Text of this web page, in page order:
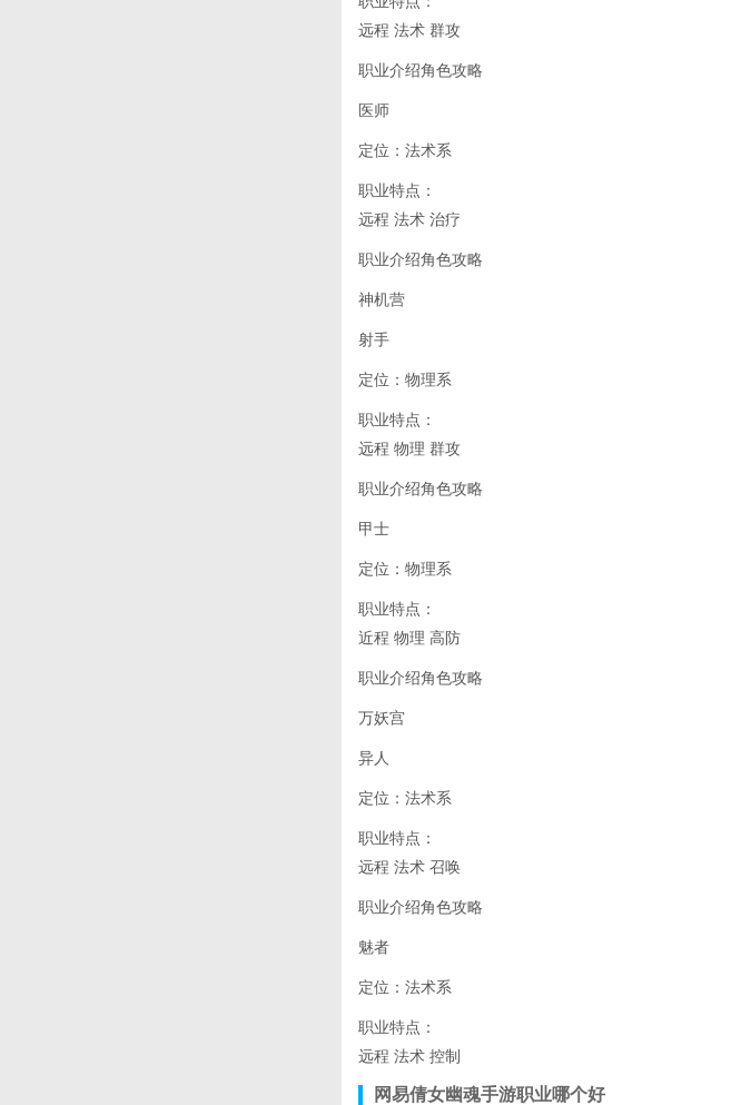
远程 法术 群攻
职业介绍角色攻略
医师
定位：法术系
职业特点：
远程 法术 治疗
职业介绍角色攻略
神机营
射手
定位：物理系
职业特点：
远程 物理 群攻
职业介绍角色攻略
甲士
定位：物理系
职业特点：
近程 物理 高防
职业介绍角色攻略
万妖宫
异人
定位：法术系
职业特点：
远程 法术 召唤
职业介绍角色攻略
魅者
定位：法术系
职业特点：
远程 法术 控制
网易倩女幽魂手游职业哪个好